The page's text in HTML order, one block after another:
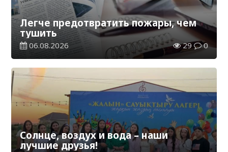
Легче предотвратить пожары, чем
тушить
06.08.2026 29 0
Солнце, воздух и вода – наши
лучшие друзья!